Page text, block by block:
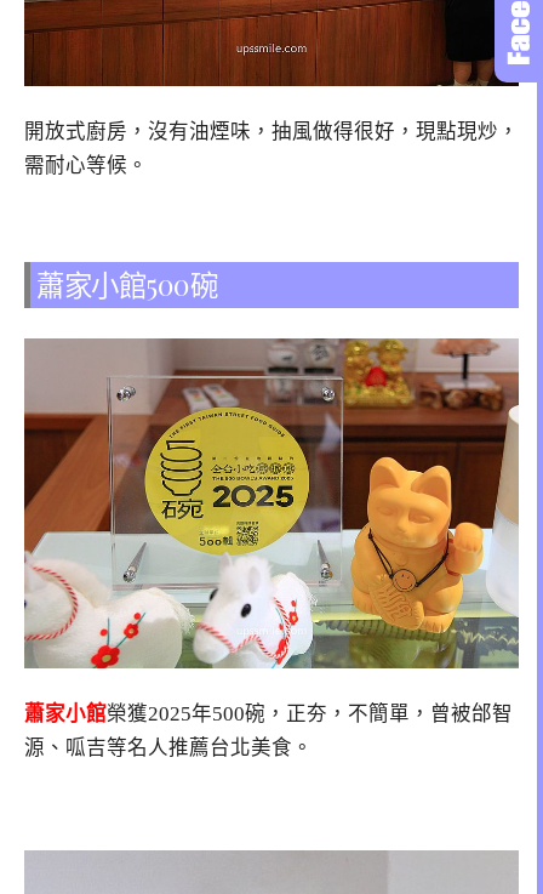
開放式廚房，沒有油煙味，抽風做得很好，現點現炒，
需耐心等候。
蕭家小館500碗
蕭家小館榮獲2025年500碗，正夯，不簡單，曾被邰智
源、呱吉等名人推薦台北美食。